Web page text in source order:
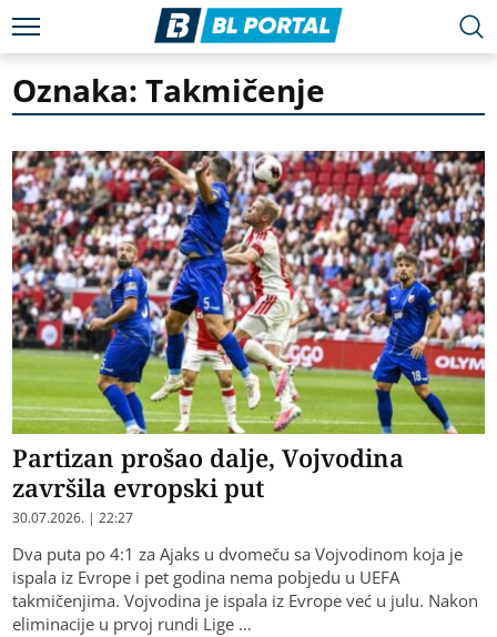
Oznaka: Takmičenje
Partizan prošao dalje, Vojvodina
završila evropski put
30.07.2026. | 22:27
Dva puta po 4:1 za Ajaks u dvomeču sa Vojvodinom koja je
ispala iz Evrope i pet godina nema pobjedu u UEFA
takmičenjima. Vojvodina je ispala iz Evrope već u julu. Nakon
eliminacije u prvoj rundi Lige …